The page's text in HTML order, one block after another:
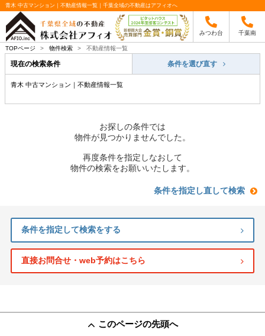
青木 中古マンション｜不動産情報一覧｜千葉全域の不動産はアフィオへ
みつわ台 千葉南
TOPページ > 物件検索 > 不動産情報一覧
現在の検索条件 条件を選び直す
青木 中古マンション｜不動産情報一覧
お探しの条件では
物件が見つかりませんでした。
再度条件を指定しなおして
物件の検索をお願いいたします。
条件を指定し直して検索
条件を指定して検索をする
直接お問合せ・web予約はこちら
このページの先頭へ